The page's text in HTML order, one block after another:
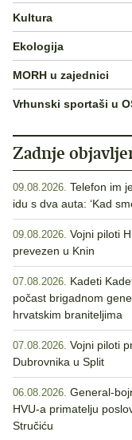
Kultura
Ekologija
MORH u zajednici
Vrhunski sportaši u
Zadnje
09.08.2026. Telefon im
idu s dva auta: ‘Kad
09.08.2026. Vojni piloti
prevezen u Knin
07.08.2026. Kadeti
počast brigadnom
hrvatskim braniteljima
07.08.2026. Vojni piloti
Dubrovnika u Split
06.08.2026. General-
HVU-a primatelju
Stručiću